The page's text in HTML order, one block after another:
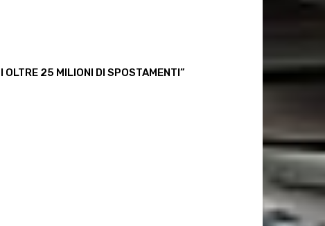
OLTRE 25 MILIONI DI SPOSTAMENTI”